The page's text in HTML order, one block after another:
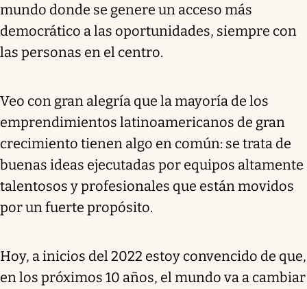
mundo donde se genere un acceso más
democrático a las oportunidades, siempre con
las personas en el centro.
Veo con gran alegría que la mayoría de los
emprendimientos latinoamericanos de gran
crecimiento tienen algo en común: se trata de
buenas ideas ejecutadas por equipos altamente
talentosos y profesionales que están movidos
por un fuerte propósito.
Hoy, a inicios del 2022 estoy convencido de que,
en los próximos 10 años, el mundo va a cambiar